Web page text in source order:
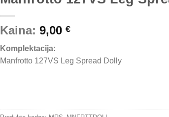
Kaina: 9,00 €
Komplektacija:
Manfrotto 127VS Leg Spread Dolly